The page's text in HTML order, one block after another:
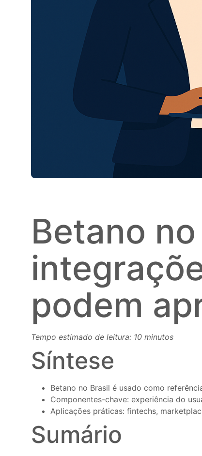
Betano
podem
Tempo estimado de leitura: 10 minutos
Síntese
Betano no Brasil é usado como
Componentes-chave: experiência do
Aplicações práticas: fintechs,
Sumário